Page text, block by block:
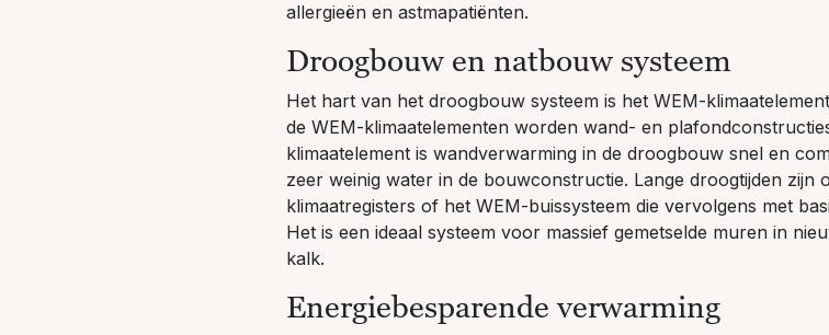
allergieën en astmapatiënten.
Droogbouw en natbouw systeem
Het hart van het droogbouw systeem is het WEM-klimaatelement
de WEM-klimaatelementen worden wand- en
klimaatelement is wandverwarming in de droogbouw snel en
zeer weinig water in de bouwconstructie. Lange droogtijden
klimaatregisters of het WEM-buissysteem die vervolgens met
Het is een ideaal systeem voor massief gemetselde muren in
kalk.
Energiebesparende verwarming